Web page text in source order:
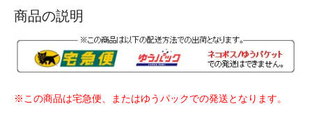
商品の説明
※この商品は宅急便、またはゆうパックでの発送となります。